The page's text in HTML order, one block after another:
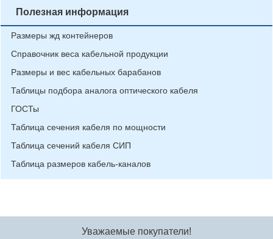
Полезная информация
Размеры жд контейнеров
Справочник веса кабельной продукции
Размеры и вес кабельных барабанов
Таблицы подбора аналога оптического кабеля
ГОСТы
Таблица сечения кабеля по мощности
Таблица сечений кабеля СИП
Таблица размеров кабель-каналов
Уважаемые покупатели!